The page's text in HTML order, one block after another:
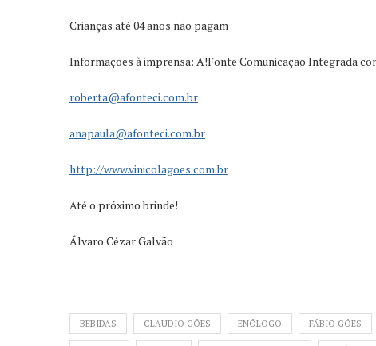
Crianças até 04 anos não pagam
Informações à imprensa: A!Fonte Comunicação Integrada
roberta@afonteci.com.br
anapaula@afonteci.com.br
http://www.vinicolagoes.com.br
Até o próximo brinde!
Álvaro Cézar Galvão
BEBIDAS CLAUDIO GÓES ENÓLOGO FÁBIO GÓES